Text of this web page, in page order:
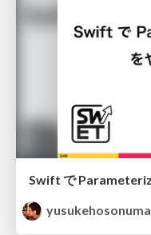
yusukehosonuma